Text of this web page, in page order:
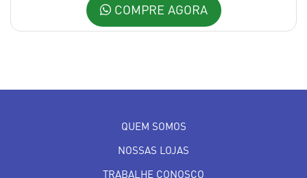
COMPRE AGORA
QUEM SOMOS
NOSSAS LOJAS
TRABALHE CONOSCO